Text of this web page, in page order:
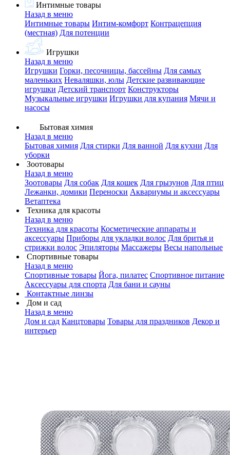
Интимные товары
Назад в меню
Интимные товары Интим-комфорт Контрацепция
(местная) Для потенции
Игрушки
Назад в меню
Игрушки Горки, песочницы, бассейны Для самых
маленьких Неваляшки, юлы Детские развивающие
игрушки Детский транспорт Конструкторы
Музыкальные игрушки Игрушки для купания Мячи и
насосы
Бытовая химия
Назад в меню
Бытовая химия Для стирки Для ванной Для кухни Для
уборки
Зоотовары
Назад в меню
Зоотовары Для собак Для кошек Для грызунов Для птиц
Лежанки, домики Переноски Аквариумы и аксессуары
Ветаптека
Техника для красоты
Назад в меню
Техника для красоты Косметические аппараты и
аксессуары Приборы для укладки волос Для бритья и
стрижки волос Эпиляторы Массажеры Весы напольные
Спортивные товары
Назад в меню
Спортивные товары Йога, пилатес Спортивное питание
Аксессуары для спорта Для бани и сауны
Контактные линзы
Дом и сад
Назад в меню
Дом и сад Канцтовары Товары для праздников Декор и
интерьер